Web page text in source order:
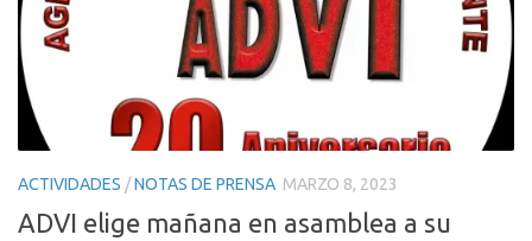
ACTIVIDADES /NOTAS DE PRENSA MARZO 8, 2023
ADVI elige mañana en asamblea a su